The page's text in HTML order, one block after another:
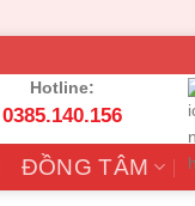
Hotline:
0385.140.156
ĐỒNG TÂM